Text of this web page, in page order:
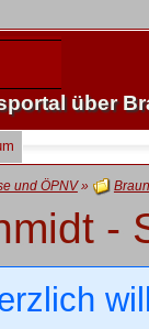
über
und ÖPNV»
-